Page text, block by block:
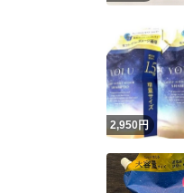
2,950 円